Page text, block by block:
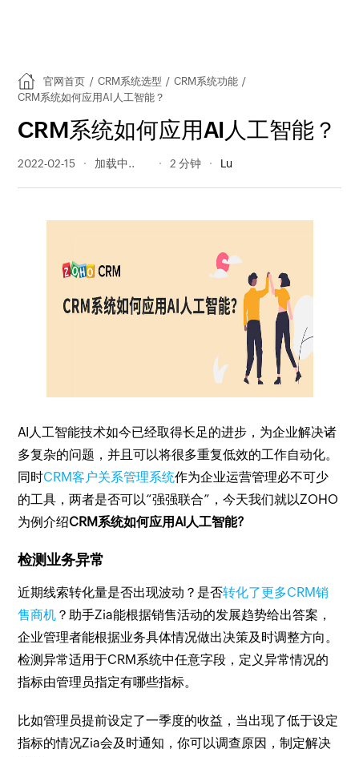
官网首页 / CRM系统选型 / CRM系统功能 /
CRM系统如何应用AI人工智能？
CRM系统如何应用AI人工智能？
2022-02-15 408 阅读量 2 分钟 Lu
AI人工智能技术如今已经取得长足的进步，为企业解决诸
多复杂的问题，并且可以将很多重复低效的工作自动化。
同时CRM客户关系管理系统作为企业运营管理必不可少
的工具，两者是否可以“强强联合”，今天我们就以ZOHO
为例介绍CRM系统如何应用AI人工智能?
检测业务异常
近期线索转化量是否出现波动？是否转化了更多CRM销
售商机 ？助手Zia能根据销售活动的发展趋势给出答案，
企业管理者能根据业务具体情况做出决策及时调整方向。
检测异常适用于CRM系统中任意字段，定义异常情况的
指标由管理员指定有哪些指标。
比如管理员提前设定了一季度的收益，当出现了低于设定
指标的情况Zia会及时通知，你可以调查原因，制定解决